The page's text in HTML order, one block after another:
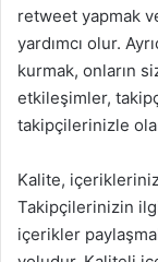
retweet yapmak
yardımcı olur.
kurmak, onların
etkileşimler, takipçi
takipçilerinizle
Kalite,
Takipçilerinizin
içerikler